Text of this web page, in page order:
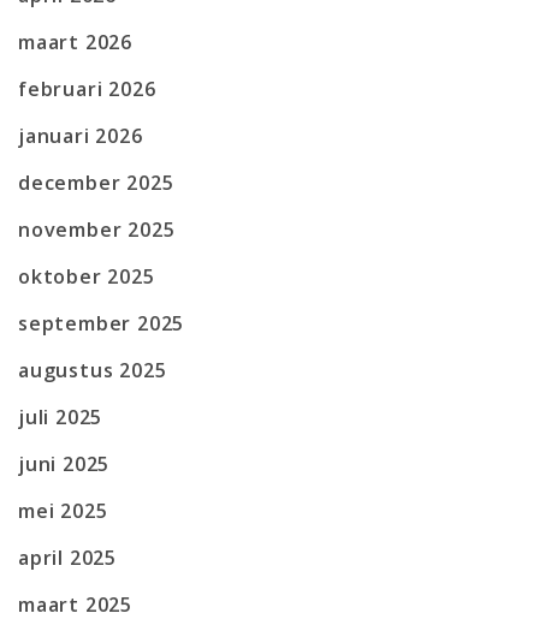
maart 2026
februari 2026
januari 2026
december 2025
november 2025
oktober 2025
september 2025
augustus 2025
juli 2025
juni 2025
mei 2025
april 2025
maart 2025